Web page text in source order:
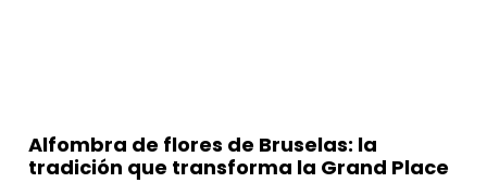
Alfombra de flores de Bruselas: la
tradición que transforma la Grand Place